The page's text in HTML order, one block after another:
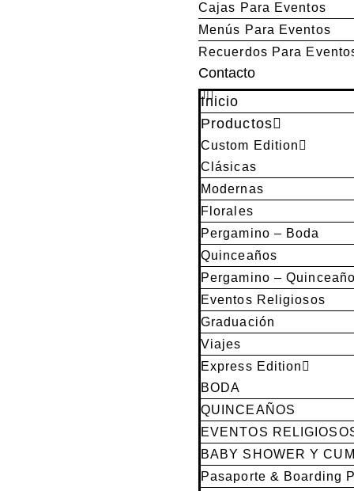
Cajas Para Eventos
Menús Para Eventos
Recuerdos Para
Contacto
Inicio
Productos
Custom Edition
Clásicas
Modernas
Florales
Pergamino – Boda
Quinceaños
Pergamino –
Eventos Religiosos
Graduación
Viajes
Express Edition
BODA
QUINCEAÑOS
EVENTOS
BABY SHOWER Y
Pasaporte & Boarding